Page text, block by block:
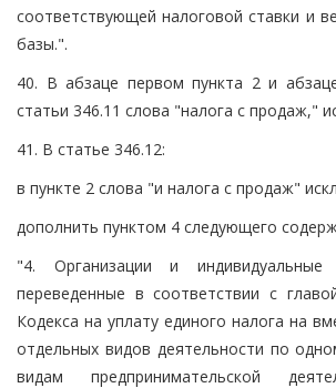
соответствующей налоговой ставки и
базы.".
40. В абзаце первом пункта 2 и
статьи 346.11 слова "налога с продаж,"
41. В статье 346.12:
в пункте 2 слова "и налога с продаж"
дополнить пунктом 4 следующего
"4. Организации и индивидуальные
переведенные в соответствии с
Кодекса на уплату единого налога на
отдельных видов деятельности по
видам предпринимательской